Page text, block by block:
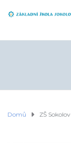
Domů ZŠ Sokolov